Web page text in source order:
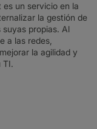
es un servicio en la
la gestión de
propias. Al
a las redes,
la agilidad y
TI.